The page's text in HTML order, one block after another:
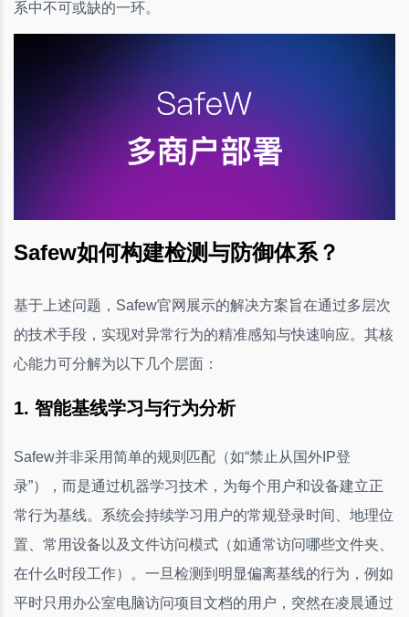
系中不可或缺的一环。
Safew如何构建检测与防御体系？
基于上述问题，Safew官网展示的解决方案旨在通过多层次
的技术手段，实现对异常行为的精准感知与快速响应。其核
心能力可分解为以下几个层面：
1. 智能基线学习与行为分析
Safew并非采用简单的规则匹配（如“禁止从国外IP登
录”），而是通过机器学习技术，为每个用户和设备建立正
常行为基线。系统会持续学习用户的常规登录时间、地理位
置、常用设备以及文件访问模式（如通常访问哪些文件夹、
在什么时段工作）。一旦检测到明显偏离基线的行为，例如
平时只用办公室电脑访问项目文档的用户，突然在凌晨通过